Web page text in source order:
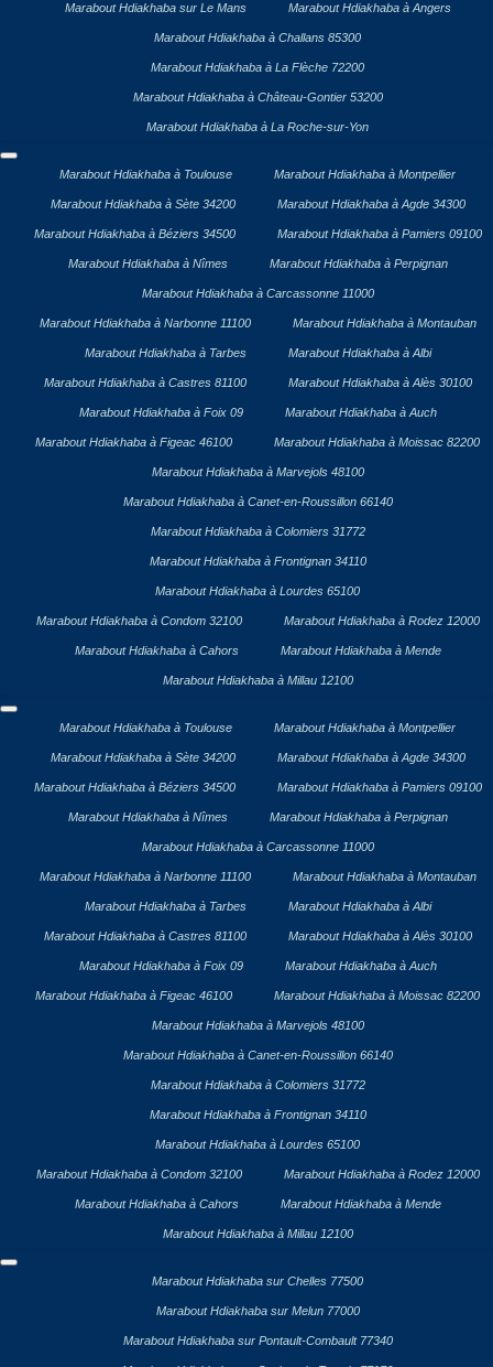
Marabout Hdiakhaba sur Le Mans Marabout Hdiakhaba à Angers
Marabout Hdiakhaba à Challans 85300
Marabout Hdiakhaba à La Flèche 72200
Marabout Hdiakhaba à Château-Gontier 53200
Marabout Hdiakhaba à La Roche-sur-Yon
Marabout Hdiakhaba à Toulouse Marabout Hdiakhaba à Montpellier
Marabout Hdiakhaba à Sète 34200 Marabout Hdiakhaba à Agde 34300
Marabout Hdiakhaba à Béziers 34500 Marabout Hdiakhaba à Pamiers 09100
Marabout Hdiakhaba à Nîmes Marabout Hdiakhaba à Perpignan
Marabout Hdiakhaba à Carcassonne 11000
Marabout Hdiakhaba à Narbonne 11100 Marabout Hdiakhaba à Montauban
Marabout Hdiakhaba à Tarbes Marabout Hdiakhaba à Albi
Marabout Hdiakhaba à Castres 81100 Marabout Hdiakhaba à Alès 30100
Marabout Hdiakhaba à Foix 09 Marabout Hdiakhaba à Auch
Marabout Hdiakhaba à Figeac 46100 Marabout Hdiakhaba à Moissac 82200
Marabout Hdiakhaba à Marvejols 48100
Marabout Hdiakhaba à Canet-en-Roussillon 66140
Marabout Hdiakhaba à Colomiers 31772
Marabout Hdiakhaba à Frontignan 34110
Marabout Hdiakhaba à Lourdes 65100
Marabout Hdiakhaba à Condom 32100 Marabout Hdiakhaba à Rodez 12000
Marabout Hdiakhaba à Cahors Marabout Hdiakhaba à Mende
Marabout Hdiakhaba à Millau 12100
Marabout Hdiakhaba à Toulouse Marabout Hdiakhaba à Montpellier
Marabout Hdiakhaba à Sète 34200 Marabout Hdiakhaba à Agde 34300
Marabout Hdiakhaba à Béziers 34500 Marabout Hdiakhaba à Pamiers 09100
Marabout Hdiakhaba à Nîmes Marabout Hdiakhaba à Perpignan
Marabout Hdiakhaba à Carcassonne 11000
Marabout Hdiakhaba à Narbonne 11100 Marabout Hdiakhaba à Montauban
Marabout Hdiakhaba à Tarbes Marabout Hdiakhaba à Albi
Marabout Hdiakhaba à Castres 81100 Marabout Hdiakhaba à Alès 30100
Marabout Hdiakhaba à Foix 09 Marabout Hdiakhaba à Auch
Marabout Hdiakhaba à Figeac 46100 Marabout Hdiakhaba à Moissac 82200
Marabout Hdiakhaba à Marvejols 48100
Marabout Hdiakhaba à Canet-en-Roussillon 66140
Marabout Hdiakhaba à Colomiers 31772
Marabout Hdiakhaba à Frontignan 34110
Marabout Hdiakhaba à Lourdes 65100
Marabout Hdiakhaba à Condom 32100 Marabout Hdiakhaba à Rodez 12000
Marabout Hdiakhaba à Cahors Marabout Hdiakhaba à Mende
Marabout Hdiakhaba à Millau 12100
Marabout Hdiakhaba sur Chelles 77500
Marabout Hdiakhaba sur Melun 77000
Marabout Hdiakhaba sur Pontault-Combault 77340